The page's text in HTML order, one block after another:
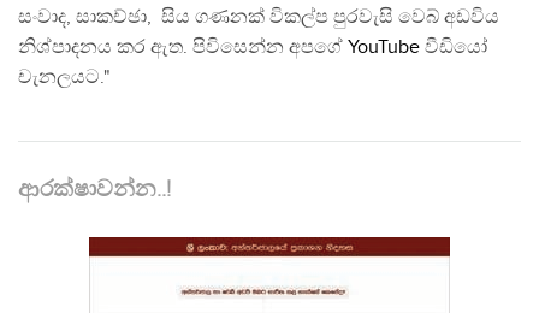
සංවාද, සාකච්ඡා, සිය ගණනක් විකල්ප පුරවැසි වෙබ් අඩවිය
නිශ්පාදනය කර ඇත. පිවිසෙන්න අපගේ YouTube වීඩියෝ
චැනලයට."
ආරක්ෂාවන්න..!